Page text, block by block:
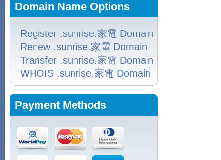
Domain Name Options
Register .sunrise.家電 Domain
Renew .sunrise.家電 Domain
Transfer .sunrise.家電 Domain
WHOIS .sunrise.家電 Domain
Payment Methods